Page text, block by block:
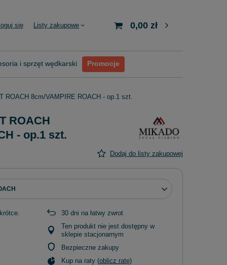
się Listy zakupowe 0,00 zł
i sprzęt wędkarski Promocje
ROACH 8cm/VAMPIRE ROACH - op.1 szt.
ROACH
- op.1 szt.
Dodaj do listy zakupowej
30 dni na łatwy zwrot
Ten produkt nie jest dostępny w
sklepie stacjonarnym
Bezpieczne zakupy
Kup na raty (oblicz ratę)